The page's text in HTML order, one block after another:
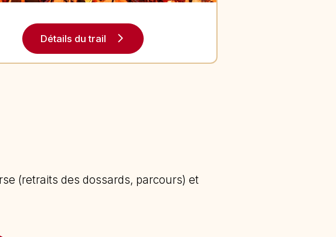
Détails du trail
(retraits des dossards, parcours) et